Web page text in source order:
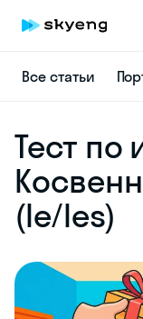
Все статьи
Тест по
(le/les)
online